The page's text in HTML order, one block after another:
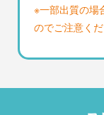
※一部出質の場
のでご注意くだ